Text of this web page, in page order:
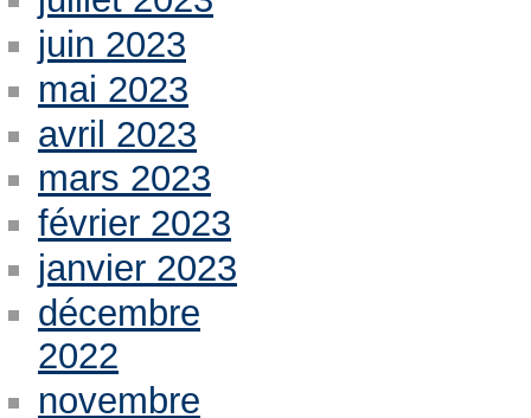
juin 2023
mai 2023
avril 2023
mars 2023
février 2023
janvier 2023
décembre
2022
novembre